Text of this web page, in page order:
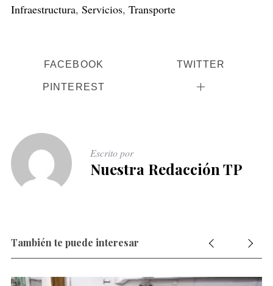
Infraestructura, Servicios, Transporte
FACEBOOK TWITTER
PINTEREST
Escrito por
Nuestra Redacción TP
También te puede interesar